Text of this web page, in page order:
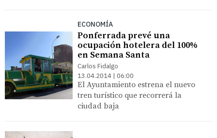
ECONOMÍA
Ponferrada prevé una
ocupación hotelera del 100%
en Semana Santa
Carlos Fidalgo
13.04.2014 | 06:00
El Ayuntamiento estrena el nuevo
tren turístico que recorrerá la
ciudad baja